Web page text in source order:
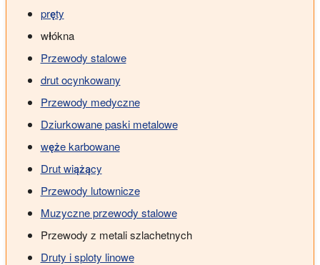
pręty
włókna
Przewody stalowe
drut ocynkowany
Przewody medyczne
Dziurkowane paski metalowe
węże karbowane
Drut wiążący
Przewody lutownicze
Muzyczne przewody stalowe
Przewody z metali szlachetnych
Druty i sploty linowe